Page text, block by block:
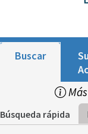
Buscar
Búsqueda rápida